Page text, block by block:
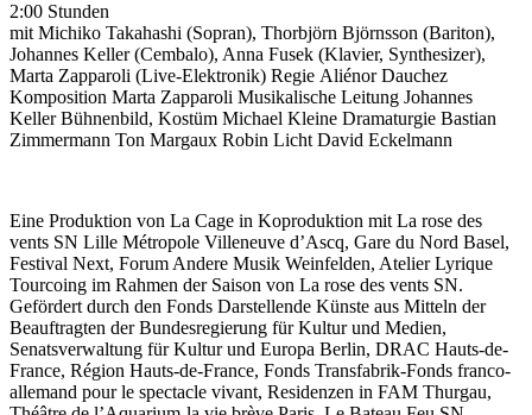
2:00 Stunden
mit Michiko Takahashi (Sopran), Thorbjörn Björnsson (Bariton),
Johannes Keller (Cembalo), Anna Fusek (Klavier, Synthesizer),
Marta Zapparoli (Live-Elektronik) Regie Aliénor Dauchez
Komposition Marta Zapparoli Musikalische Leitung Johannes
KellerBühnenbild, Kostüm Michael Kleine Dramaturgie Bastian
Zimmermann Ton Margaux Robin Licht David Eckelmann
Eine Produktion von La Cage in Koproduktion mit La rose des
vents SN Lille Métropole Villeneuve d’Ascq, Gare du Nord Basel,
Festival Next, Forum Andere Musik Weinfelden, Atelier Lyrique
Tourcoing im Rahmen der Saison von La rose des vents SN.
Gefördert durch den Fonds Darstellende Künste aus Mitteln der
Beauftragten der Bundesregierung für Kultur und Medien,
Senatsverwaltung für Kultur und Europa Berlin, DRAC Hauts-de-
France, Région Hauts-de-France, Fonds Transfabrik-Fonds franco-
allemand pour le spectacle vivant, Residenzen in FAM Thurgau,